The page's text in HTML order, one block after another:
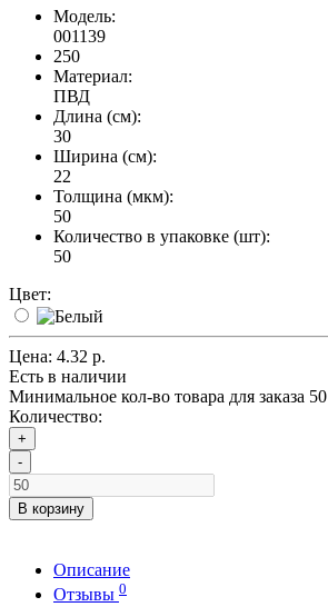
Модель:
001139
250
Материал:
ПВД
Длина (см):
30
Ширина (см):
22
Толщина (мкм):
50
Количество в упаковке (шт):
50
Цвет:
Цена: 4.32 р.
Есть в наличии
Минимальное кол-во товара для заказа 50
Количество:
+
-
В корзину
Описание
Отзывы 0